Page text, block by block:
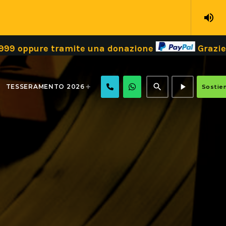
volume_up
una donazione Grazie! Dona il
TESSERAMENTO 2026 search play_arrow